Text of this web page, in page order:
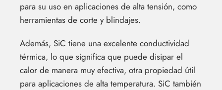
para su uso en aplicaciones de alta tensión, como
herramientas de corte y blindajes.
Además, SiC tiene una excelente conductividad
térmica, lo que significa que puede disipar el
calor de manera muy efectiva, otra propiedad útil
para aplicaciones de alta temperatura. SiC también